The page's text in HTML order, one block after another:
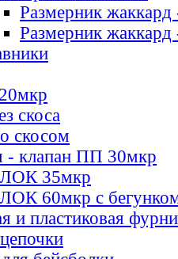
Размерник
Размерник
скоса
скосом
- клапан ПП 30мкр
35мкр
60мкр с
и пластиковая